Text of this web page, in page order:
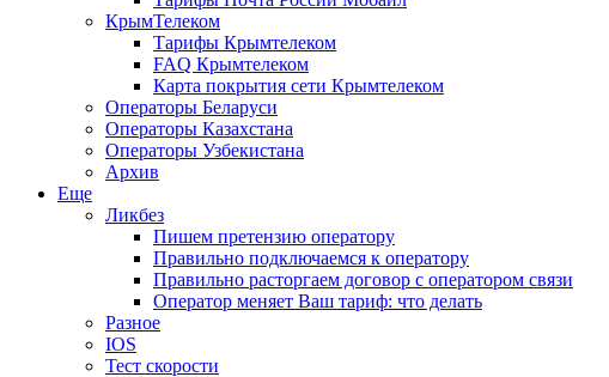
КрымТелеком
Тарифы Крымтелеком
FAQ Крымтелеком
Карта покрытия сети Крымтелеком
Операторы Беларуси
Операторы Казахстана
Операторы Узбекистана
Архив
Еще
Ликбез
Пишем претензию оператору
Правильно подключаемся к оператору
Правильно расторгаем договор с оператором связи
Оператор меняет Ваш тариф: что делать
Разное
IOS
Тест скорости